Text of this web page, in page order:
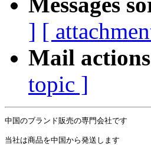
] [
Mail
topic ]
中国のブランド販売の専門会社です
当社は商品を中国から発送します